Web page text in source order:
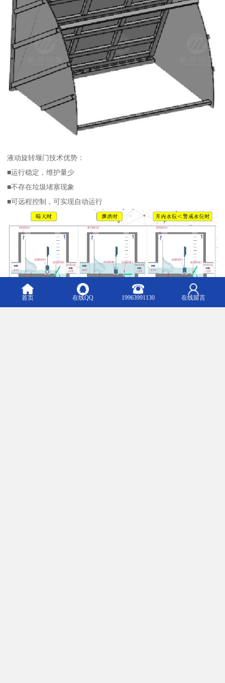
液动旋转堰门技术优势：
■运行稳定，维护量少
■不存在垃圾堵塞现象
■可远程控制，可实现自动运行
首页 在线QQ 19963991130 在线留言